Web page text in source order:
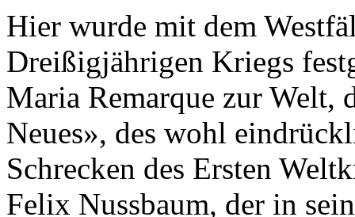
Hier wurde mit dem
Dreißigjährigen Kriegs
Maria Remarque zur Welt,
Neues», des wohl
Schrecken des Ersten
Felix Nussbaum, der in